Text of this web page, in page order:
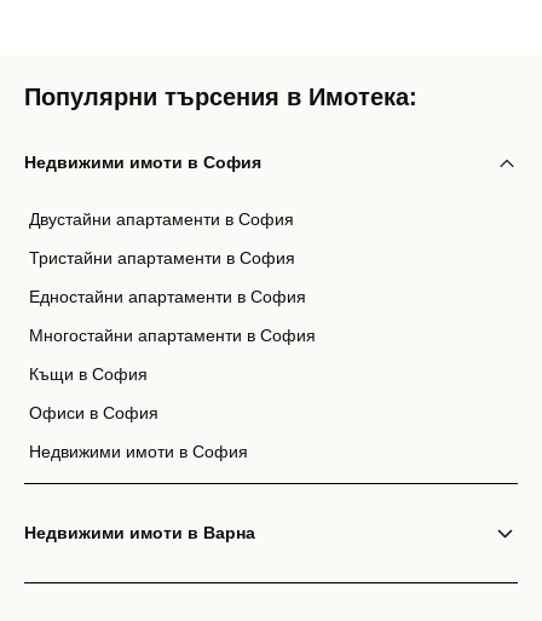
Популярни търсения в Имотека:
Недвижими имоти в София
Двустайни апартаменти в София
Тристайни апартаменти в София
Едностайни апартаменти в София
Многостайни апартаменти в София
Къщи в София
Офиси в София
Недвижими имоти в София
Недвижими имоти в Варна